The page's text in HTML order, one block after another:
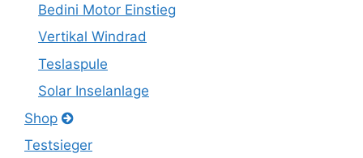
Bedini Motor Einstieg
Vertikal Windrad
Teslaspule
Solar Inselanlage
Shop
Testsieger